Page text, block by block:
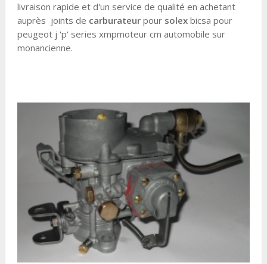
livraison rapide et d'un service de qualité en achetant
auprès joints de carburateurpour solexbicsa pour
peugeot j 'p' series xmpmoteur cm automobile sur
monancienne.